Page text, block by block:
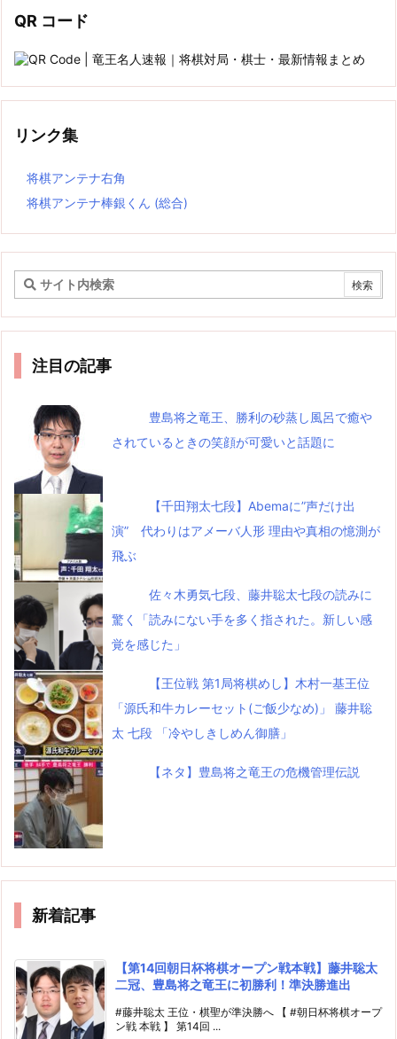
QR コード
リンク集
将棋アンテナ右角
将棋アンテナ棒銀くん (総合)
注目の記事
豊島将之竜王、勝利の砂蒸し風呂で癒や
されているときの笑顔が可愛いと話題に
【千田翔太七段】Abemaに”声だけ出
演” 代わりはアメーバ人形 理由や真相の憶測が
飛ぶ
佐々木勇気七段、藤井聡太七段の読みに
驚く「読みにない手を多く指された。新しい感
覚を感じた」
【王位戦 第1局将棋めし】木村一基王位
「源氏和牛カレーセット(ご飯少なめ)」 藤井聡
太 七段 「冷やしきしめん御膳」
【ネタ】豊島将之竜王の危機管理伝説
新着記事
【第14回朝日杯将棋オープン戦本戦】藤井聡太
二冠、豊島将之竜王に初勝利！準決勝進出
#藤井聡太 王位・棋聖が準決勝へ 【 #朝日杯将棋オープ
ン戦 本戦 】 第14回 ...